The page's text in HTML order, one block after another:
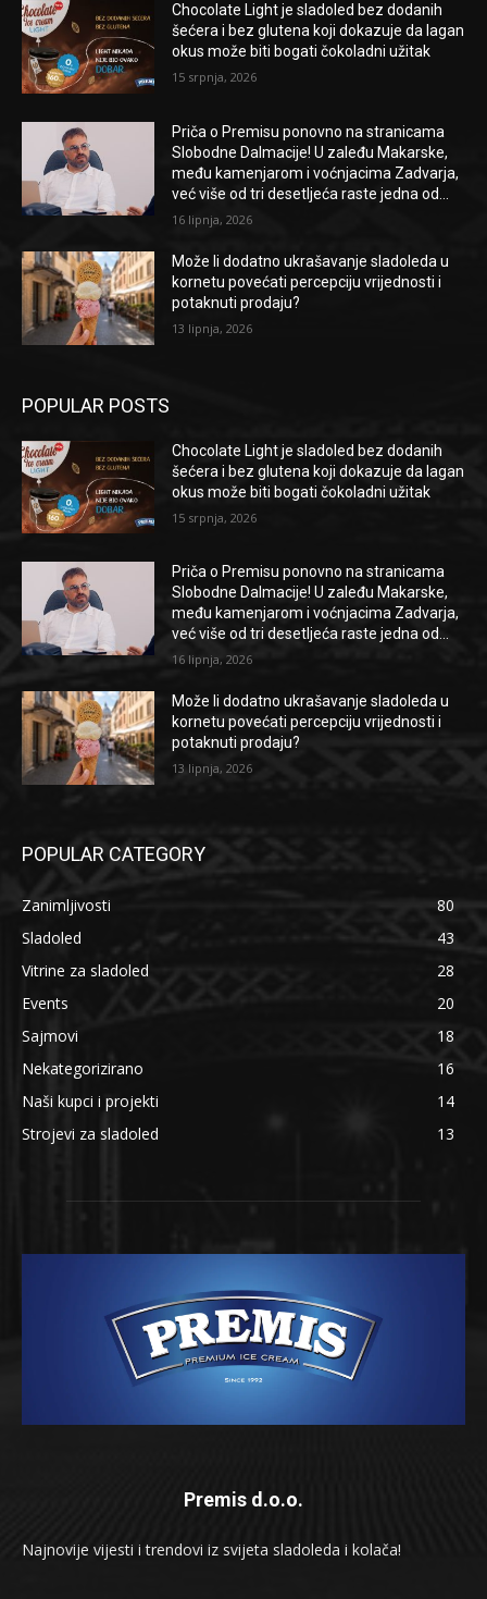
Chocolate Light je sladoled bez dodanih
šećera i bez glutena koji dokazuje da lagan
okus može biti bogati čokoladni užitak
15 srpnja, 2026
Priča o Premisu ponovno na stranicama
Slobodne Dalmacije! U zaleđu Makarske,
među kamenjarom i voćnjacima Zadvarja,
već više od tri desetljeća raste jedna od...
16 lipnja, 2026
Može li dodatno ukrašavanje sladoleda u
kornetu povećati percepciju vrijednosti i
potaknuti prodaju?
13 lipnja, 2026
POPULAR POSTS
Chocolate Light je sladoled bez dodanih
šećera i bez glutena koji dokazuje da lagan
okus može biti bogati čokoladni užitak
15 srpnja, 2026
Priča o Premisu ponovno na stranicama
Slobodne Dalmacije! U zaleđu Makarske,
među kamenjarom i voćnjacima Zadvarja,
već više od tri desetljeća raste jedna od...
16 lipnja, 2026
Može li dodatno ukrašavanje sladoleda u
kornetu povećati percepciju vrijednosti i
potaknuti prodaju?
13 lipnja, 2026
POPULAR CATEGORY
Zanimljivosti
80
Sladoled
43
Vitrine za sladoled
28
Events
20
Sajmovi
18
Nekategorizirano
16
Naši kupci i projekti
14
Strojevi za sladoled
13
Premis d.o.o.
Najnovije vijesti i trendovi iz svijeta sladoleda i kolača!